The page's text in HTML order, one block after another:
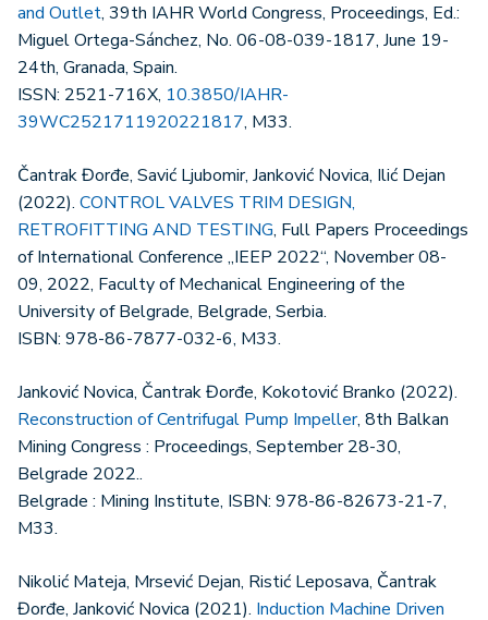
and Outlet, 39th IAHR World Congress, Proceedings, Ed.:
Miguel Ortega-Sánchez, No. 06-08-039-1817, June 19-
24th, Granada, Spain.
ISSN: 2521-716X, 10.3850/IAHR-
39WC2521711920221817, M33.
Čantrak Đorđe, Savić Ljubomir, Janković Novica, Ilić Dejan
(2022). CONTROL VALVES TRIM DESIGN,
RETROFITTING AND TESTING, Full Papers Proceedings
of International Conference „IEEP 2022“, November 08-
09, 2022, Faculty of Mechanical Engineering of the
University of Belgrade, Belgrade, Serbia.
ISBN: 978-86-7877-032-6, M33.
Janković Novica, Čantrak Đorđe, Kokotović Branko (2022).
Reconstruction of Centrifugal Pump Impeller, 8th Balkan
Mining Congress : Proceedings, September 28-30,
Belgrade 2022..
Belgrade : Mining Institute, ISBN: 978-86-82673-21-7,
M33.
Nikolić Mateja, Mrsević Dejan, Ristić Leposava, Čantrak
Đorđe, Janković Novica (2021). Induction Machine Driven